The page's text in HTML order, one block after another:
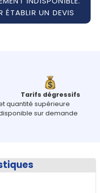
UN DEVIS
Tarifs dégressifs
quantité supérieure
sur demande